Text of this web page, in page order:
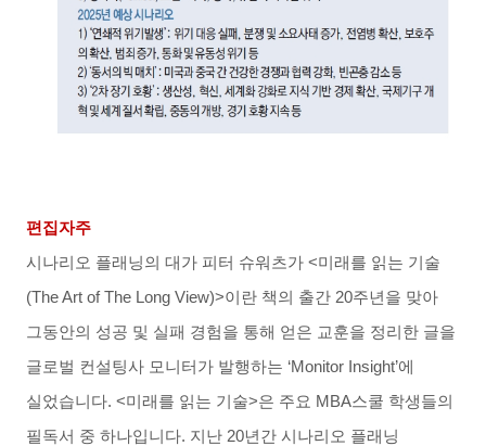
편집자주
시나리오 플래닝의 대가 피터 슈워츠가 <미래를 읽는 기술
(The Art of The Long View)>이란 책의 출간 20주년을 맞아
그동안의 성공 및 실패 경험을 통해 얻은 교훈을 정리한 글을
글로벌 컨설팅사 모니터가 발행하는 ‘Monitor Insight’에
실었습니다. <미래를 읽는 기술>은 주요 MBA스쿨 학생들의
필독서 중 하나입니다. 지난 20년간 시나리오 플래닝